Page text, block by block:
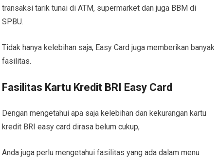
transaksi tarik tunai di ATM, supermarket dan juga BBM di
SPBU.
Tidak hanya kelebihan saja, Easy Card juga memberikan banyak
fasilitas.
Fasilitas Kartu Kredit BRI Easy Card
Dengan mengetahui apa saja kelebihan dan kekurangan kartu
kredit BRI easy card dirasa belum cukup,
Anda juga perlu mengetahui fasilitas yang ada dalam menu